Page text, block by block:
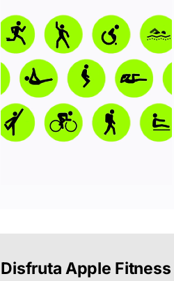
Disfruta Apple Fitness